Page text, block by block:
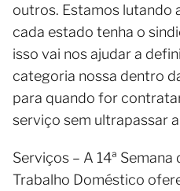
outros. Estamos lutando
cada estado tenha o
isso vai nos ajudar a
categoria nossa dentro
para quando for
serviço sem ultrapassar
Serviços – A 14ª
Trabalho Doméstico